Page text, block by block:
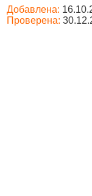
Добавлена:
Проверена: